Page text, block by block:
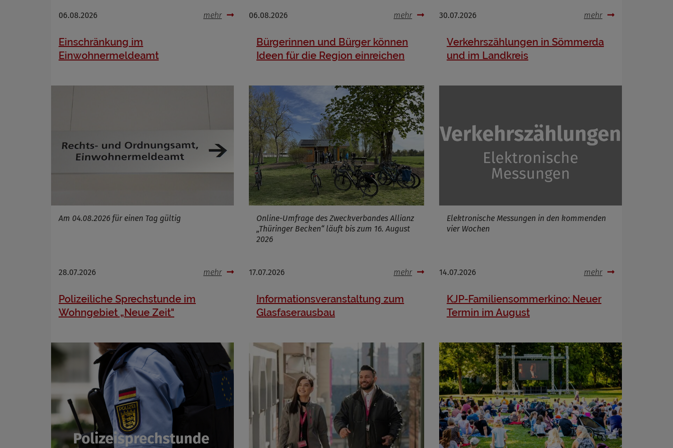
06.08.2026 mehr 06.08.2026 mehr 30.07.2026 mehr
Einschränkung im
Einwohnermeldeamt
Am 04.08.2026 für einen Tag gültig
28.07.2026 mehr
Bürgerinnen und Bürger können
Ideen für die Region einreichen
Online-Umfrage des Zweckverbandes Allianz
„Thüringer Becken“ läuft bis zum 16. August
2026
17.07.2026 mehr
Verkehrszählungen in Sömmerda
und im Landkreis
Elektronische Messungen in den kommenden
vier Wochen
14.07.2026 mehr
Polizeiliche Sprechstunde im
Wohngebiet „Neue Zeit"
Informationsveranstaltung zum
Glasfaserausbau
KJP-Familiensommerkino: Neuer
Termin im August
Anbieter